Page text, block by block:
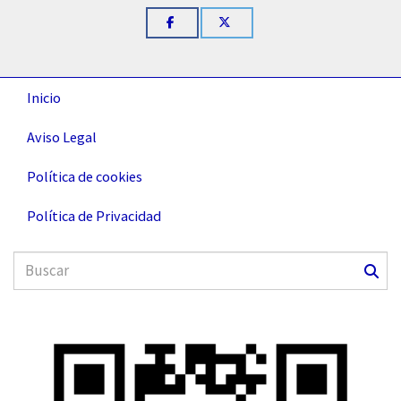
Inicio
Aviso Legal
Política de cookies
Política de Privacidad